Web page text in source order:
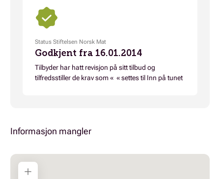
Status Stiftelsen Norsk Mat
Godkjent fra 16.01.2014
Tilbyder har hatt revisjon på sitt tilbud og
tilfredsstiller de krav som « « settes til Inn på tunet
Informasjon mangler